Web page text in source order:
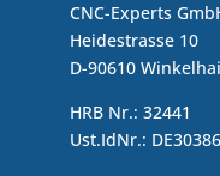
CNC-Experts
Heidestrasse 10
D-90610
HRB Nr.: 32441
Ust.IdNr.: